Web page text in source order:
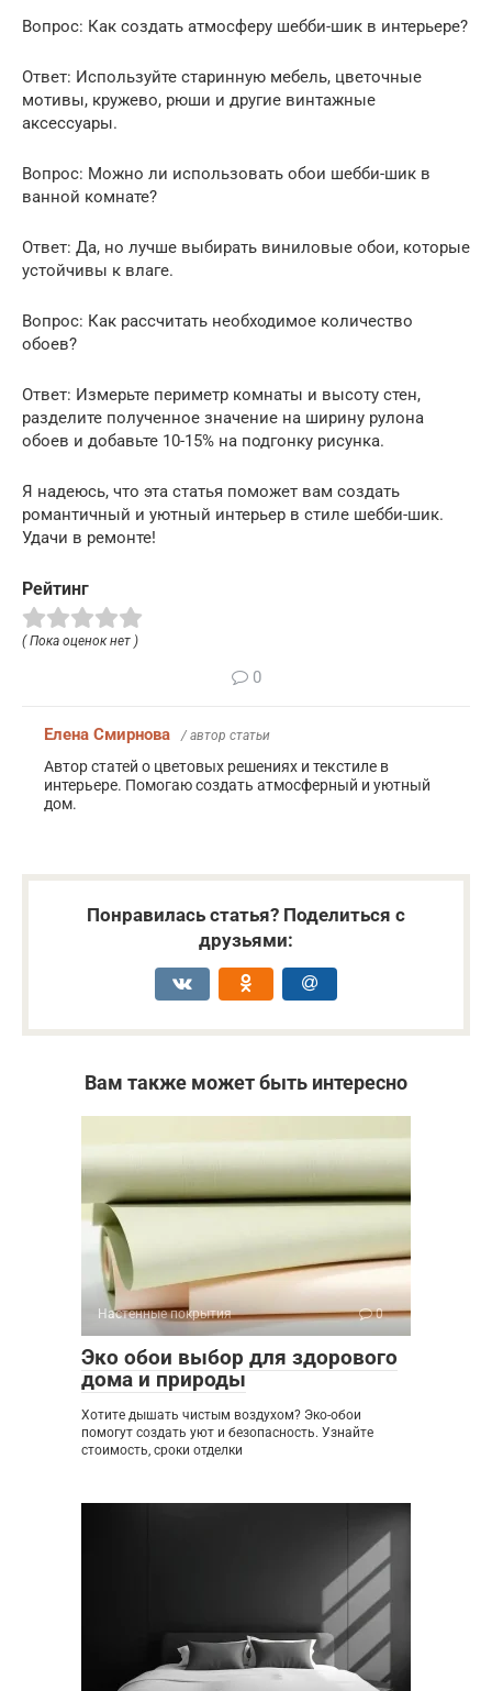
Вопрос: Как создать атмосферу шебби-шик в интерьере?
Ответ: Используйте старинную мебель, цветочные
мотивы, кружево, рюши и другие винтажные
аксессуары.
Вопрос: Можно ли использовать обои шебби-шик в
ванной комнате?
Ответ: Да, но лучше выбирать виниловые обои, которые
устойчивы к влаге.
Вопрос: Как рассчитать необходимое количество
обоев?
Ответ: Измерьте периметр комнаты и высоту стен,
разделите полученное значение на ширину рулона
обоев и добавьте 10-15% на подгонку рисунка.
Я надеюсь, что эта статья поможет вам создать
романтичный и уютный интерьер в стиле шебби-шик.
Удачи в ремонте!
Рейтинг
( Пока оценок нет )
0
Елена Смирнова / автор статьи
Автор статей о цветовых решениях и текстиле в
интерьере. Помогаю создать атмосферный и уютный
дом.
Понравилась статья? Поделиться с
друзьями:
Вам также может быть интересно
Настенные покрытия 0
Эко обои выбор для здорового
дома и природы
Хотите дышать чистым воздухом? Эко-обои
помогут создать уют и безопасность. Узнайте
стоимость, сроки отделки